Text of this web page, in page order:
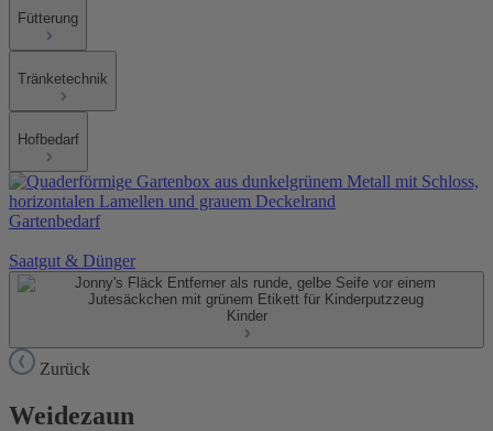
Fütterung
Tränketechnik
Hofbedarf
Gartenbedarf
Saatgut & Dünger
Kinder
Zurück
Weidezaun